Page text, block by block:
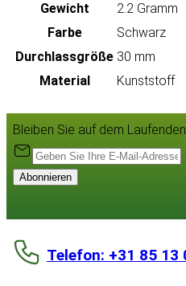
Gewicht
2.2 Gramm
Farbe
Schwarz
Durchlassgröße 30 mm
Material
Kunststoff
Bleiben Sie auf dem
Abonnieren
Telefon: +31 85 13